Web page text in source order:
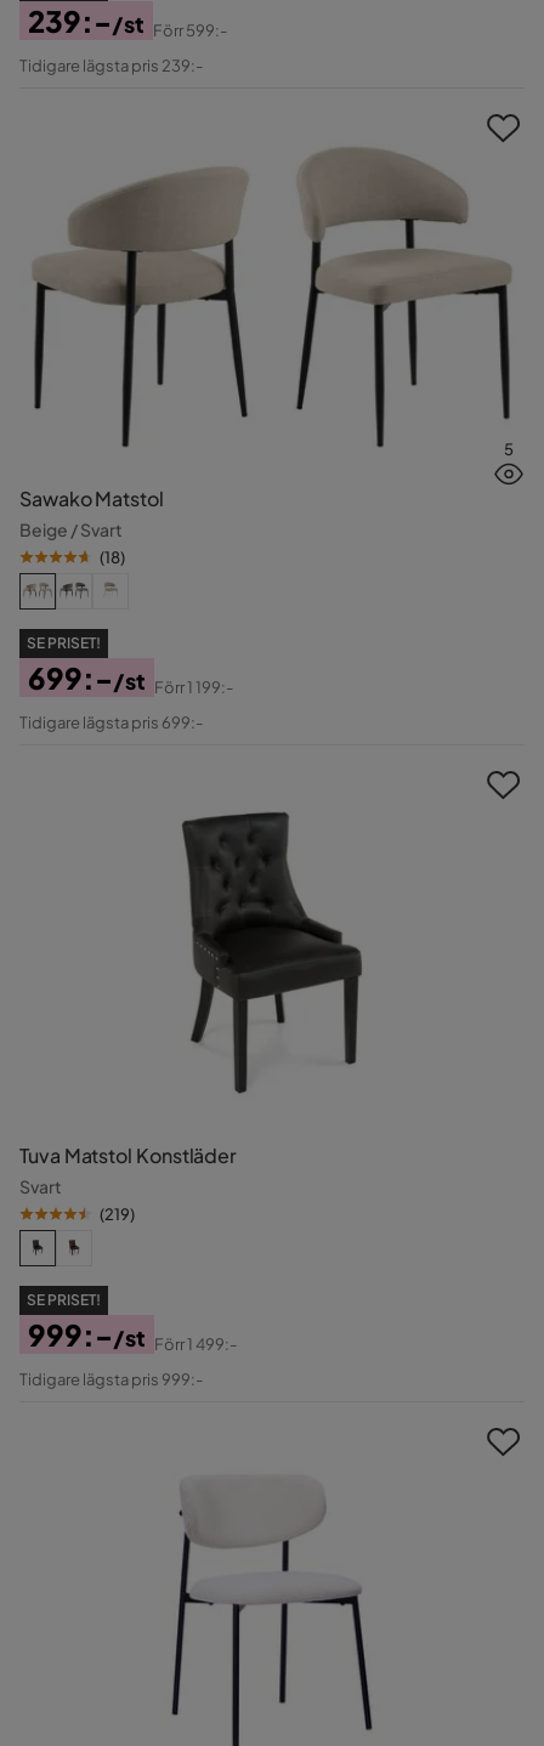
Pris
239:-/st
Original
Förr599:-
Tidigare lägsta pris 239:-
5
Sawako Matstol
Beige / Svart
(18)
SE PRISET!
Pris
699:-/st
Original
Förr1 199:-
Tidigare lägsta pris 699:-
Tuva Matstol Konstläder
Svart
(219)
SE PRISET!
Pris
999:-/st
Original
Förr1 499:-
Tidigare lägsta pris 999:-